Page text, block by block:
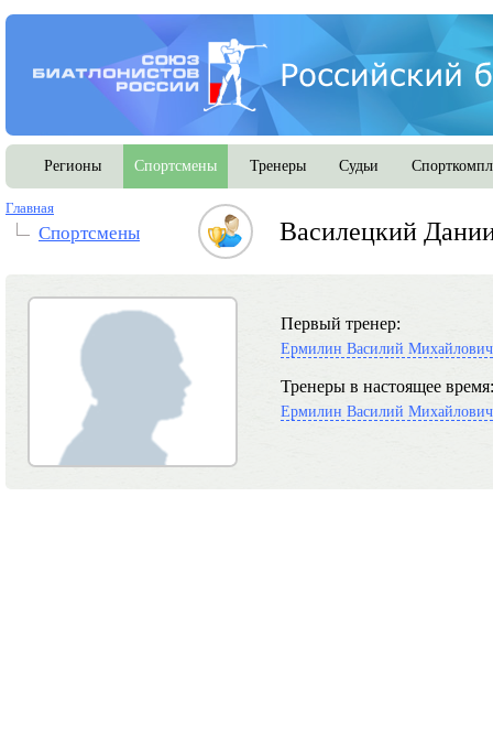
Регионы Спортсмены Тренеры Судьи
Главная
Спортсмены Василецкий
Первый тренер:
Ермилин Василий Михайлович
Тренеры в настоящее время:
Ермилин Василий Михайлович